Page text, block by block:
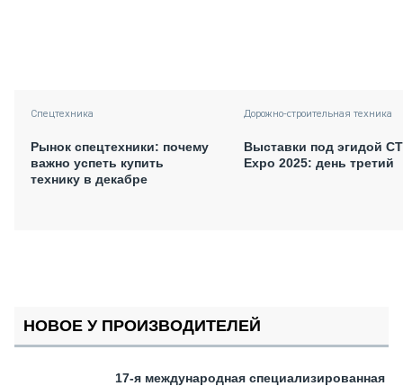
Спецтехника
Рынок спецтехники: почему
важно успеть купить
технику в декабре
Дорожно-строительная техника
Выставки под эгидой
Expo 2025: день третий
НОВОЕ У ПРОИЗВОДИТЕЛЕЙ
17-я международная специализированная